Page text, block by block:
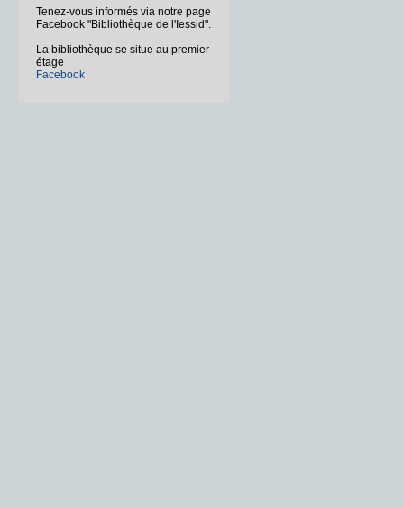
Tenez-vous informés via notre page
Facebook "Bibliothèque de l'Iessid".
La bibliothèque se situe au premier
étage
Facebook